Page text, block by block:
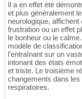
Il a en effet été
et plus généralement
neurologique,
frustration ou un effet
le bonheur ou le
modèle de
l'entraînant sur un
intonant des états
et triste. Le troisième
changements dans
respiratoires.